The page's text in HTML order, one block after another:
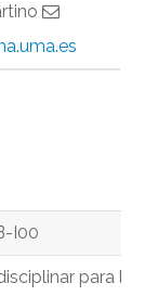
I00
para la